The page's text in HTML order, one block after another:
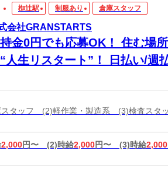
椥辻駅 制服あり 倉庫スタッフ
会社GRANSTARTS
金0円でも応募OK！ 住む場
人生リスタート”！ 日払い/週
スタッフ (2)軽作業・製造系 (3)検査スタ
2,000円〜 (2)時給2,000円〜 (3)時給2,000